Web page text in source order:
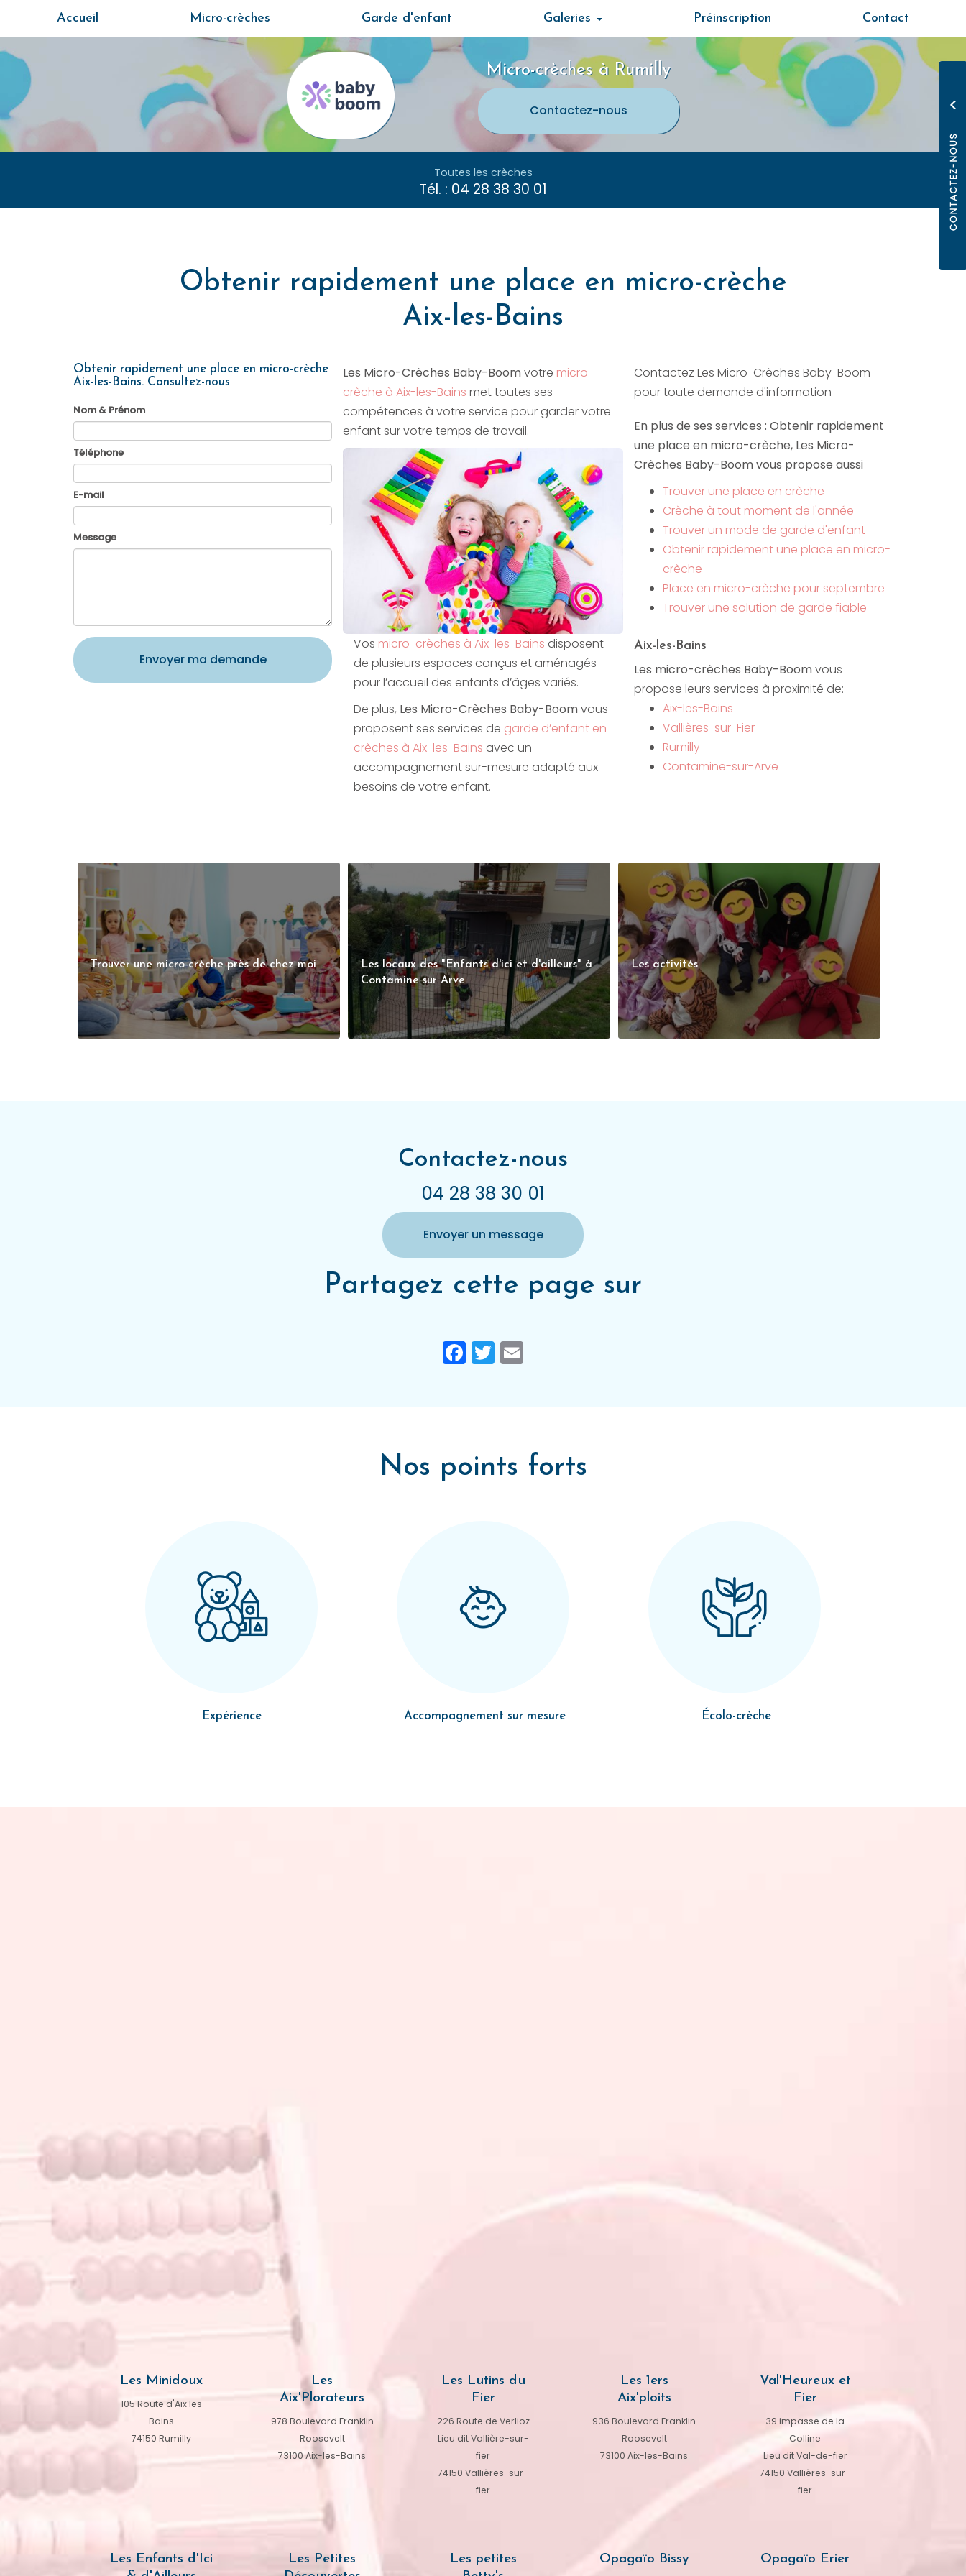
contenu
principal
Accueil Micro-crèches Garde d'enfant Galeries Préinscription Contact
Micro-crèches à Rumilly
Contactez-nous
Toutes les crèches
Tél. : 04 28 38 30 01
Obtenir rapidement une place en micro-crèche
Aix-les-Bains
Obtenir rapidement une place en micro-crèche
Aix-les-Bains. Consultez-nous
Nom & Prénom
Téléphone
E-mail
Message
Envoyer ma demande
Les Micro-Crèches Baby-Boomvotre micro
crèche à Aix-les-Bains met toutes ses
compétences à votre service pour garder votre
enfant sur votre temps de travail.
Vos micro-crèches à Aix-les-Bains disposent
de plusieurs espaces conçus et aménagés
pour l’accueil des enfants d’âges variés.
De plus, Les Micro-Crèches Baby-Boomvous
proposent ses services de garde d’enfant en
crèches à Aix-les-Bains avec un
accompagnement sur-mesure adapté aux
besoins de votre enfant.
Contactez Les Micro-Crèches Baby-Boom
pour toute demande d'information
En plus de ses services : Obtenir rapidement
une place en micro-crèche, Les Micro-
Crèches Baby-Boom vous propose aussi
Trouver une place en crèche
Crèche à tout moment de l'année
Trouver un mode de garde d'enfant
Obtenir rapidement une place en micro-
crèche
Place en micro-crèche pour septembre
Trouver une solution de garde fiable
Aix-les-Bains
Les micro-crèches Baby-Boomvous
propose leurs services à proximité de:
Aix-les-Bains
Vallières-sur-Fier
Rumilly
Contamine-sur-Arve
Trouver une micro-crèche près de chez moi
Les locaux des "Enfants d'ici et d'ailleurs" à
Contamine sur Arve
Les activités
Contactez-nous
04 28 38 30 01
Envoyer un message
Partagez cette page sur
Facebook
Twitter
Nos points forts
Expérience Accompagnement sur mesure Écolo-crèche
Les Minidoux
105 Route d'Aix les
Bains
74150 Rumilly
Les
Aix'Plorateurs
978 Boulevard Franklin
Roosevelt
73100 Aix-les-Bains
Les Lutins du
Fier
226 Route de Verlioz
Lieu dit Vallière-sur-
fier
74150 Vallières-sur-
fier
Les 1ers
Aix'ploits
936 Boulevard Franklin
Roosevelt
73100 Aix-les-Bains
Val'Heureux et
Fier
39 impasse de la
Colline
Lieu dit Val-de-fier
74150 Vallières-sur-
fier
Les Enfants d'Ici
Les Petites
Les petites
Opagaïo Bissy Opagaïo Erier